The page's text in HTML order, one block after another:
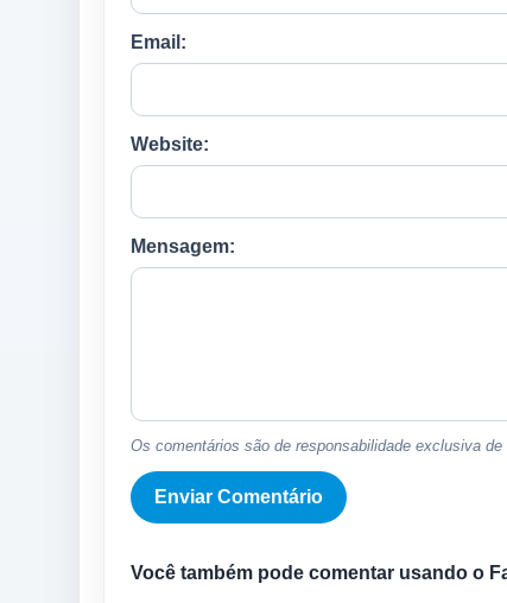
Email:
Website:
Mensagem:
Os comentários são de responsabilidade exclusiva
Você também pode comentar usando o